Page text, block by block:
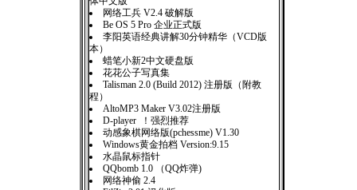
网络工兵 V2.4 破解版
Be OS 5 Pro 企业正式版
李阳英语经典讲解30分钟精华（VCD版
本）
蜡笔小新2中文硬盘版
花花公子写真集
Talisman 2.0 (Build 2012) 注册版（附教
程）
AltoMP3 Maker V3.02注册版
D-player ！强烈推荐
动感象棋网络版(pchessme) V1.30
Windows黄金拍档 Version:9.15
水晶鼠标指针
QQbomb 1.0 （QQ炸弹)
网络神偷 2.4